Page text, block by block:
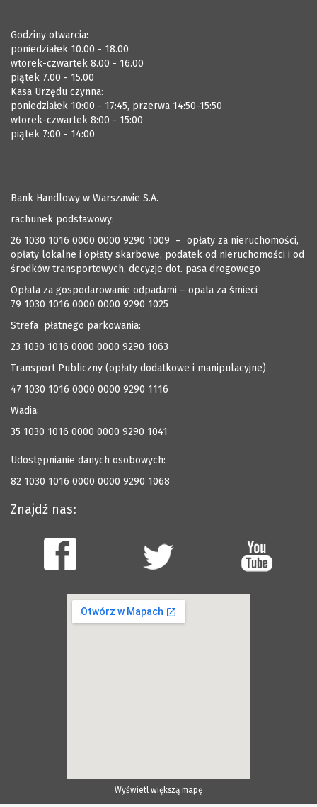
Godziny otwarcia:
poniedziałek 10.00 - 18.00
wtorek-czwartek 8.00 - 16.00
piątek 7.00 - 15.00
Kasa Urzędu czynna:
poniedziałek 10:00 - 17:45, przerwa 14:50-15:50
wtorek-czwartek 8:00 - 15:00
piątek 7:00 - 14:00
Bank Handlowy w Warszawie S.A.
rachunek podstawowy:
26 1030 1016 0000 0000 9290 1009 – opłaty za nieruchomości,
opłaty lokalne i opłaty skarbowe, podatek od nieruchomości i od
środków transportowych, decyzje dot. pasa drogowego
Opłata za gospodarowanie odpadami – opata za śmieci
79 1030 1016 0000 0000 9290 1025
Strefa płatnego parkowania:
23 1030 1016 0000 0000 9290 1063
Transport Publiczny (opłaty dodatkowe i manipulacyjne)
47 1030 1016 0000 0000 9290 1116
Wadia:
35 1030 1016 0000 0000 9290 1041
Udostępnianie danych osobowych:
82 1030 1016 0000 0000 9290 1068
Znajdź nas:
Wyświetl większą mapę